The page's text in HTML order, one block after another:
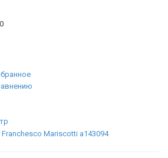
0